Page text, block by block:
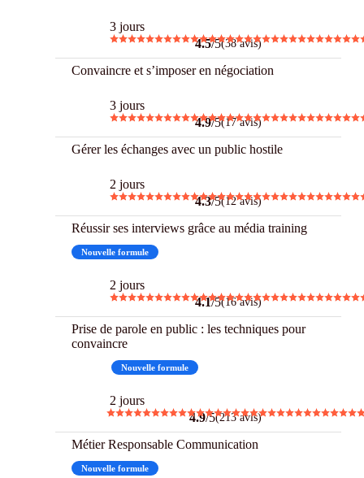
3 jours
4.5/5(38 avis)
Convaincre et s’imposer en négociation
3 jours
4.9/5(17 avis)
Gérer les échanges avec un public hostile
2 jours
4.3/5(12 avis)
Réussir ses interviews grâce au média training
Nouvelle formule
2 jours
4.1/5(16 avis)
Prise de parole en public : les techniques pour
convaincre
Nouvelle formule
2 jours
4.9/5(213 avis)
Métier Responsable Communication
Nouvelle formule